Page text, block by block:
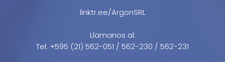
linktr.ee/ArgonSRL
Llamanos al:
Tel: +595 (21) 562-051 / 562-230 / 562-231